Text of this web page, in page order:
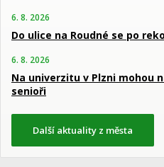
6. 8. 2026
Do ulice na Roudné se po
6. 8. 2026
Na univerzitu v Plzni mohou
senioři
Další aktuality z města